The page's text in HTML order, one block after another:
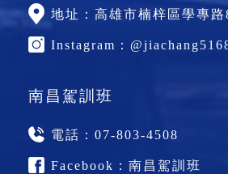
地址： 高雄市楠梓區學專路
Instagram：
南昌駕訓班
電話： 07-803-4508
Facebook： 南昌駕訓班